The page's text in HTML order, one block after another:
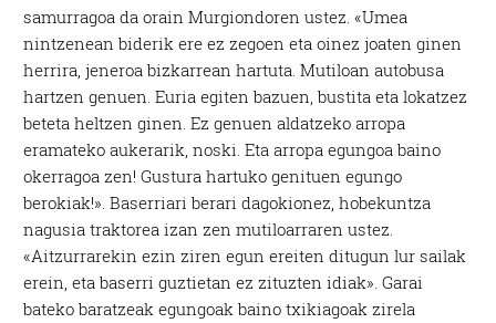
samurragoa da orain Murgiondoren ustez. «Umea
nintzenean biderik ere ez zegoen eta oinez joaten ginen
herrira, jeneroa bizkarrean hartuta. Mutiloan autobusa
hartzen genuen. Euria egiten bazuen, bustita eta lokatzez
beteta heltzen ginen. Ez genuen aldatzeko arropa
eramateko aukerarik, noski. Eta arropa egungoa baino
okerragoa zen! Gustura hartuko genituen egungo
berokiak!». Baserriari berari dagokionez, hobekuntza
nagusia traktorea izan zen mutiloarraren ustez.
«Aitzurrarekin ezin ziren egun ereiten ditugun lur sailak
erein, eta baserri guztietan ez zituzten idiak». Garai
bateko baratzeak egungoak baino txikiagoak zirela